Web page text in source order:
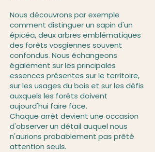
Nous découvrons par exemple
comment distinguer un sapin d'un
épicéa, deux arbres emblématiques
des forêts vosgiennes souvent
confondus. Nous échangeons
également sur les principales
essences présentes sur le territoire,
sur les usages du bois et sur les défis
auxquels les forêts doivent
aujourd'hui faire face.
Chaque arrêt devient une occasion
d'observer un détail auquel nous
n'aurions probablement pas prêté
attention seuls.